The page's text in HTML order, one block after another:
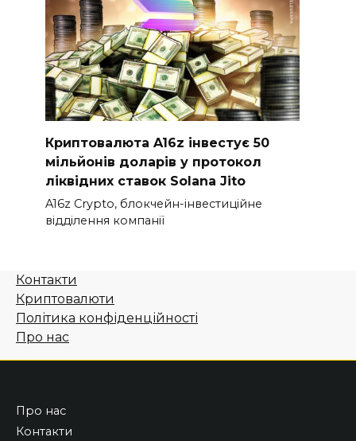
Криптовалюта A16z інвестує 50
мільйонів доларів у протокол
ліквідних ставок Solana Jito
A16z Crypto, блокчейн-інвестиційне
відділення компанії
Контакти
Криптовалюти
Політика конфіденційності
Про нас
Про нас
Контакти